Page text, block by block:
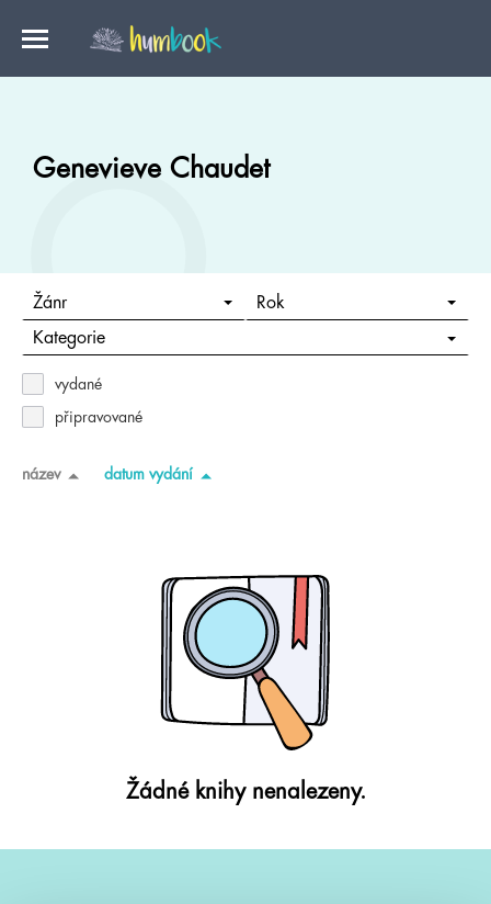
Genevieve Chaudet
Žánr Rok
Kategorie
vydané
připravované
název datum vydání
Žádné knihy nenalezeny.